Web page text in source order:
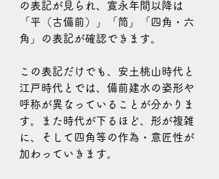
の表記が見られ、寛永年間以降は
「平（古備前）」「筒」「四角・六
角」の表記が確認できます。
この表記だけでも、安土桃山時代と
江戸時代とでは、備前建水の姿形や
呼称が異なっていることが分かりま
す。また時代が下るほど、形が複雑
に、そして四角等の作為・意匠性が
加わっていきます。